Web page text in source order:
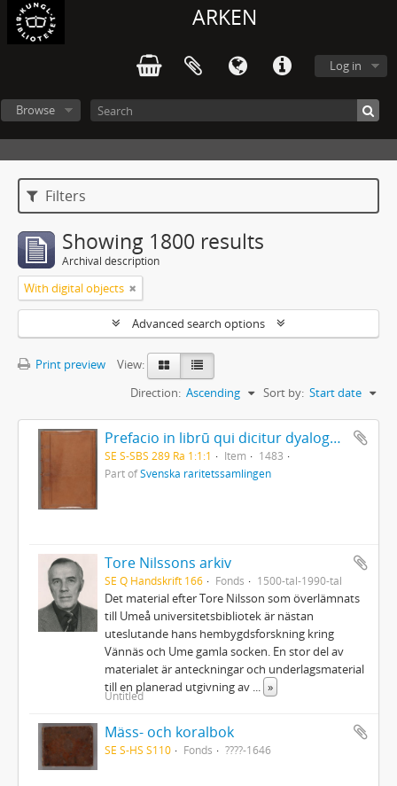
ARKEN
Log in
Browse
Filters
Showing 1800 results
Archival description
With digital objects
Advanced search options
Print preview
View:
Sort by: Start date
Direction: Ascending
Prefacio in librū qui dicitur dyalogus creaturar[um] moralizatus omni materie morali iocundo et edificatiuo modo applicabilis. - 1483
SE S-SBS 289 Ra 1:1:1 Item
1483
Part ofSvenska raritetssamlingen
Tore Nilssons arkiv
SE Q Handskrift 166 Fonds 1500-tal-1990-tal
Det material efter Tore Nilsson som överlämnats
till Umeå universitetsbibliotek är nästan
uteslutande hans hembygdsforskning kring
Vännäs och Ume gamla socken. En stor del av
materialet är anteckningar och underlagsmaterial
till en planerad utgivning av
»
Untitled
Mäss- och koralbok
SE S-HS S110 Fonds ????-1646